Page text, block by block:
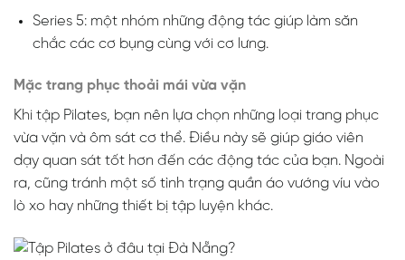
Series 5: một nhóm những động tác giúp làm săn
chắc các cơ bụng cùng với cơ lưng.
Mặc trang phục thoải mái vừa vặn
Khi tập Pilates, bạn nên lựa chọn những loại trang phục
vừa vặn và ôm sát cơ thể. Điều này sẽ giúp giáo viên
dạy quan sát tốt hơn đến các động tác của bạn. Ngoài
ra, cũng tránh một số tình trạng quần áo vướng víu vào
lò xo hay những thiết bị tập luyện khác.